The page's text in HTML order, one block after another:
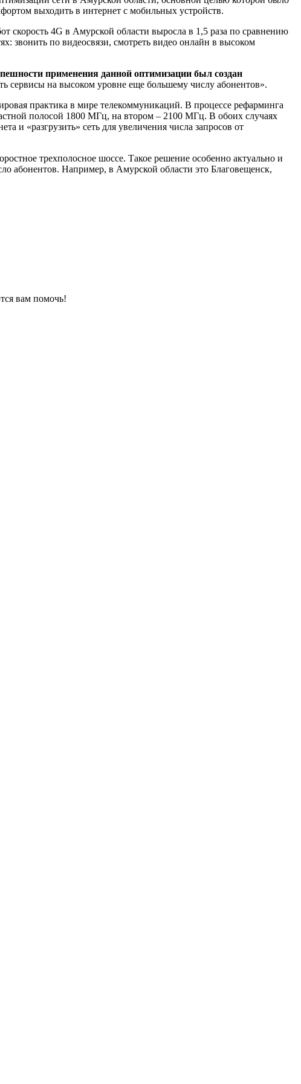
выходить в интернет с мобильных устройств.
скорость 4G в Амурской области выросла в 1,5 раза по сравнению
звонить по видеосвязи, смотреть видео онлайн в высоком
применения данной оптимизации был создан
сервисы на высоком уровне еще большему числу абонентов».
практика в мире телекоммуникаций. В процессе рефарминга
полосой 1800 МГц, на втором – 2100 МГц. В обоих случаях
и «разгрузить» сеть для увеличения числа запросов от
трехполосное шоссе. Такое решение особенно актуально и
абонентов. Например, в Амурской области это Благовещенск,
вам помочь!